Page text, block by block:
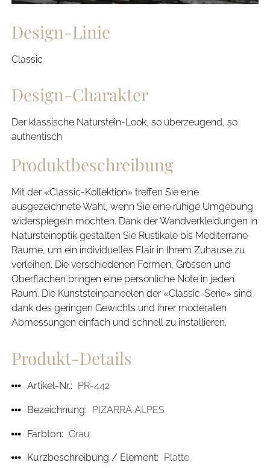
Design-Linie
Classic
Design-Charakter
Der klassische Naturstein-Look, so überzeugend, so
authentisch
Produktbeschreibung
Mit der «Classic-Kollektion» treffen Sie eine
ausgezeichnete Wahl, wenn Sie eine ruhige Umgebung
widerspiegeln möchten. Dank der Wandverkleidungen in
Natursteinoptik gestalten Sie Rustikale bis Mediterrane
Räume, um ein individuelles Flair in Ihrem Zuhause zu
verleihen. Die verschiedenen Formen, Grössen und
Oberflächen bringen eine persönliche Note in jeden
Raum. Die Kunststeinpaneelen der «Classic-Serie» sind
dank des geringen Gewichts und ihrer moderaten
Abmessungen einfach und schnell zu installieren.
Produkt-Details
Artikel-Nr.: PR-442
Bezeichnung: PIZARRA ALPES
Farbton: Grau
Kurzbeschreibung / Element: Platte